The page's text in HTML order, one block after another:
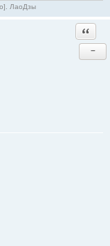
ЛаоДзы
−